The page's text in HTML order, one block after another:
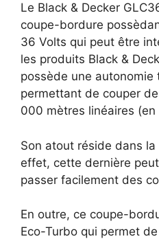
Le Black & Decker
coupe-bordure
36 Volts qui peut être
les produits Black &
possède une
permettant de couper
000 mètres linéaires (en
Son atout réside dans
effet, cette dernière
passer facilement des
En outre, ce coupe-
Eco-Turbo qui permet